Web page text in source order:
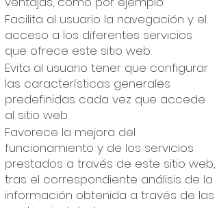
Facilita al usuario la navegación y el
acceso a los diferentes servicios
que ofrece este sitio web.
Evita al usuario tener que configurar
las características generales
predefinidas cada vez que accede
al sitio web.
Favorece la mejora del
funcionamiento y de los servicios
prestados a través de este sitio web,
tras el correspondiente análisis de la
información obtenida a través de las